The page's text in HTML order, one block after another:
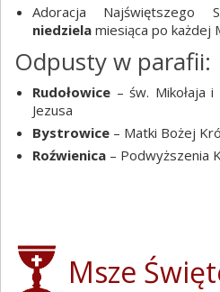
Adoracja Najświętszego
niedziela miesiąca po każdej
Odpusty w parafii:
Rudołowice – św. Mikołaja
Jezusa
Bystrowice – Matki Bożej
Roźwienica – Podwyższenia
Msze